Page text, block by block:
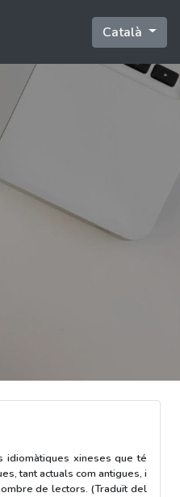
Català
idiomàtiques xineses que té
tant actuals com antigues, i
de lectors. (Traduït del